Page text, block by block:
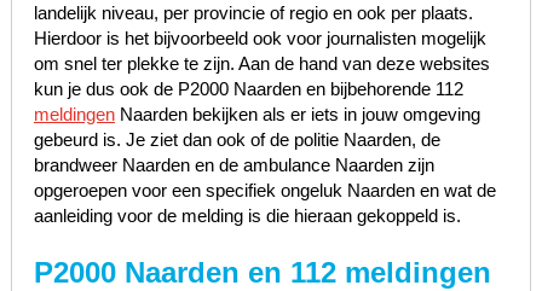
landelijk niveau, per provincie of regio en ook per plaats.
Hierdoor is het bijvoorbeeld ook voor journalisten mogelijk
om snel ter plekke te zijn. Aan de hand van deze websites
kun je dus ook de P2000 Naarden en bijbehorende 112
meldingenNaarden bekijken als er iets in jouw omgeving
gebeurd is. Je ziet dan ook of de politie Naarden, de
brandweer Naarden en de ambulance Naarden zijn
opgeroepen voor een specifiek ongeluk Naarden en wat de
aanleiding voor de melding is die hieraan gekoppeld is.
P2000 Naarden en 112 meldingen